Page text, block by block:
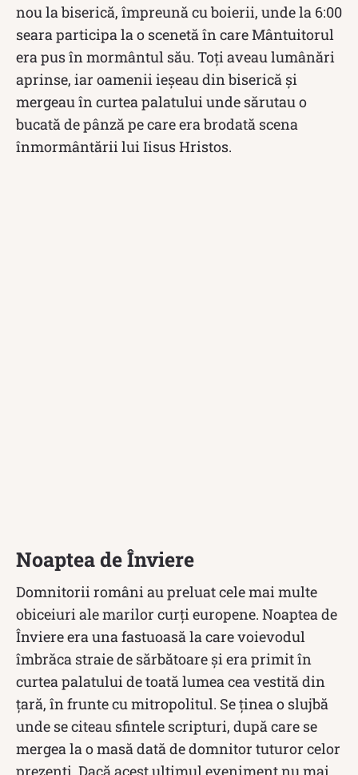
nou la biserică, împreună cu boierii, unde la 6:00
seara participa la o scenetă în care Mântuitorul
era pus în mormântul său. Toți aveau lumânări
aprinse, iar oamenii ieșeau din biserică și
mergeau în curtea palatului unde sărutau o
bucată de pânză pe care era brodată scena
înmormântării lui Iisus Hristos.
Noaptea de Înviere
Domnitorii români au preluat cele mai multe
obiceiuri ale marilor curți europene. Noaptea de
Înviere era una fastuoasă la care voievodul
îmbrăca straie de sărbătoare și era primit în
curtea palatului de toată lumea cea vestită din
țară, în frunte cu mitropolitul. Se ținea o slujbă
unde se citeau sfintele scripturi, după care se
mergea la o masă dată de domnitor tuturor celor
prezenți. Dacă acest ultimul eveniment nu mai